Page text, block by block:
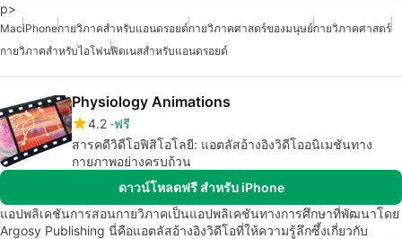
p>
MaciPhoneกายวิภาคสำหรับแอนดรอยด์กายวิภาคศาสตร์ของมนุษย์กายวิภาคศาสตร์
กายวิภาคสำหรับไอโฟนฟิตเนสสำหรับแอนดรอยด์
Physiology Animations
4.2 ฟรี
สารคดีวิดีโอฟิสิโอโลยี: แอตลัสอ้างอิงวิดีโออนิเมชันทาง
กายภาพอย่างครบถ้วน
ดาวน์โหลดฟรี สำหรับ iPhone
แอปพลิเคชันการสอนกายวิภาคเป็นแอปพลิเคชันทางการศึกษาที่พัฒนาโดย
Argosy Publishing นี่คือแอตลัสอ้างอิงวิดีโอที่ให้ความรู้ลึกซึ้งเกี่ยวกับ